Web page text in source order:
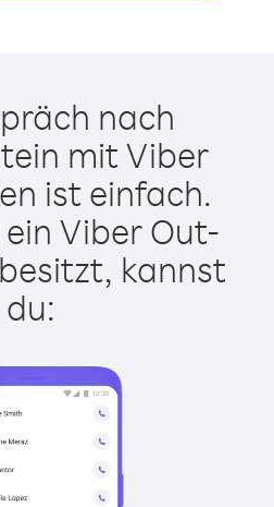
nach
mit Viber
ist einfach.
Viber Out-
kannst
du: